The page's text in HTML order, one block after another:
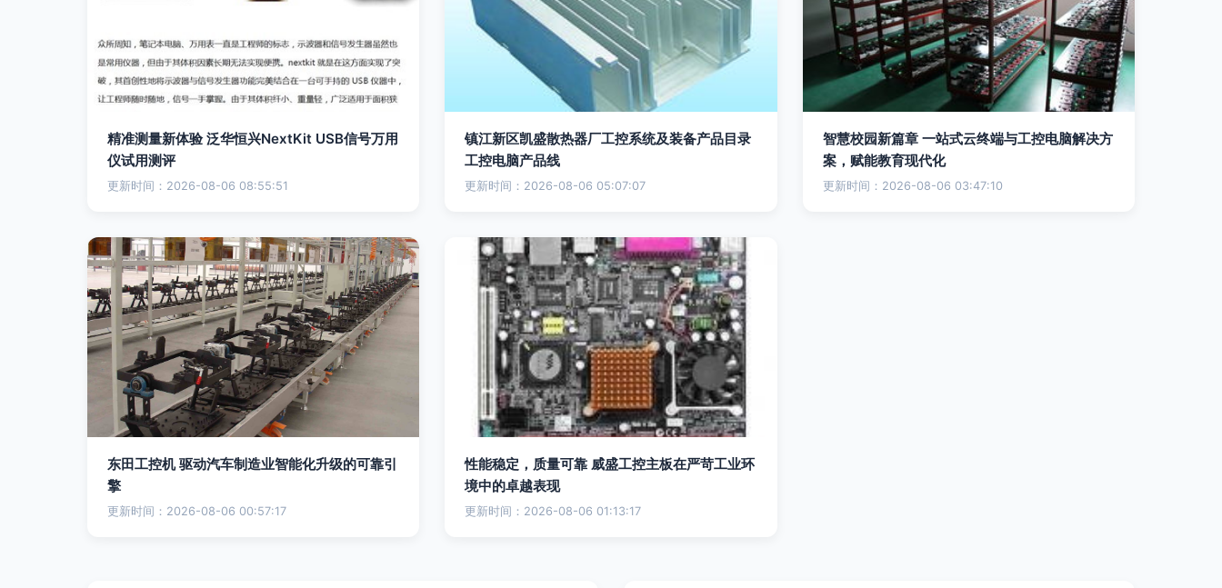
精准测量新体验 泛华恒兴NextKit USB信号万用
仪试用测评
更新时间：2026-08-06 08:55:51
镇江新区凯盛散热器厂工控系统及装备产品目录
工控电脑产品线
更新时间：2026-08-06 05:07:07
智慧校园新篇章 一站式云终端与工控电脑解决方
案，赋能教育现代化
更新时间：2026-08-06 03:47:10
东田工控机 驱动汽车制造业智能化升级的可靠引
擎
更新时间：2026-08-06 00:57:17
性能稳定，质量可靠 威盛工控主板在严苛工业环
境中的卓越表现
更新时间：2026-08-06 01:13:17